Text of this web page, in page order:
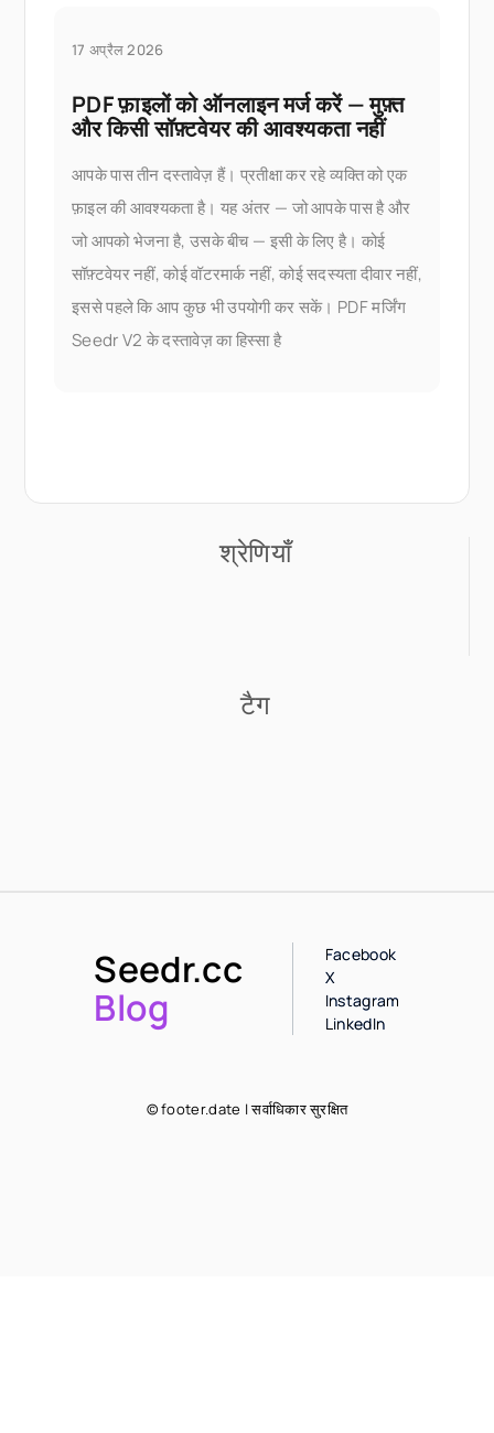
17 अप्रैल 2026
PDF फ़ाइलों को ऑनलाइन मर्ज करें — मुफ़्त
और किसी सॉफ़्टवेयर की आवश्यकता नहीं
आपके पास तीन दस्तावेज़ हैं। प्रतीक्षा कर रहे व्यक्ति को एक
फ़ाइल की आवश्यकता है। यह अंतर — जो आपके पास है और
जो आपको भेजना है, उसके बीच — इसी के लिए है। कोई
सॉफ़्टवेयर नहीं, कोई वॉटरमार्क नहीं, कोई सदस्यता दीवार नहीं,
इससे पहले कि आप कुछ भी उपयोगी कर सकें। PDF मर्जिंग
Seedr V2 के दस्तावेज़ का हिस्सा है
श्रेणियाँ
टैग
Seedr.cc
Blog
Facebook
X
Instagram
LinkedIn
© footer.date | सर्वाधिकार सुरक्षित